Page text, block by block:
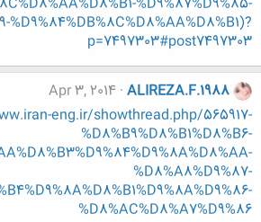
%D9%84%DB%8C%D8%AA%D8%B1)?
p=7497303#post7497303
ALIREZA.F.1988
Apr 3, 2014
eng.ir/showthread.php/565917-
%D8%B9%D8%B1%D8%B6-
%D8%A8%D9%87-
%D8%AC%D8%A7%D9%86